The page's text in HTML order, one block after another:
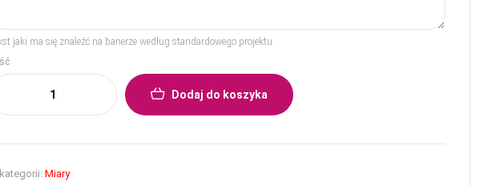
jaki ma się znaleźć na banerze według standardowego projektu.
Dodaj do koszyka
Miary